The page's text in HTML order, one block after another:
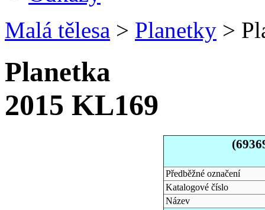
Malá tělesa > Planetky >
Planetka
2015 KL169
Předběžné označení
Katalogové číslo
Název